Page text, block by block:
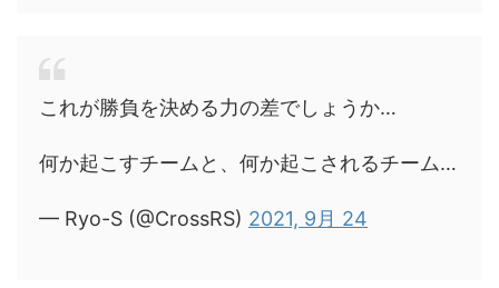
これが勝負を決める力の差でしょうか…
何か起こすチームと、何か起こされるチーム…
— Ryo-S (@CrossRS) 2021, 9月 24